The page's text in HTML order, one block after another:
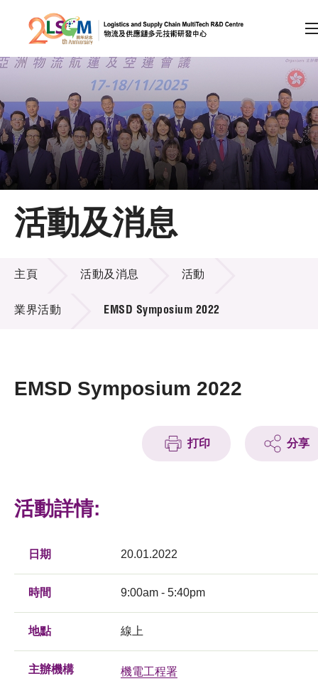
跳到內容（按回車鍵）
會員登入
A A EN 繁 简
主頁
關於LSCM
技術商品化
項目及資助計劃
活動及消息
科技分享
活動及消息
活動及消息
主頁 活動及消息 活動
業界活動 EMSD Symposium 2022
EMSD Symposium 2022
打印 分享
活動詳情:
日期 20.01.2022
時間 9:00am - 5:40pm
地點 線上
主辦機構 機電工程署